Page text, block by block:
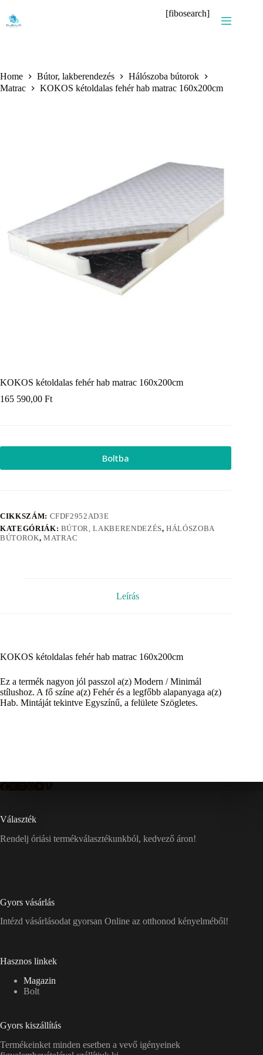
content
[fibosearch]
Home Bútor, lakberendezés
Hálószoba bútorok
Matrac
KOKOS kétoldalas fehér hab matrac 160x200cm
KOKOS kétoldalas fehér hab matrac 160x200cm
165 590,00 Ft
Boltba
CIKKSZÁM: CFDF2952AD3E
KATEGÓRIÁK: BÚTOR, LAKBERENDEZÉS,HÁLÓSZOBA
BÚTOROK, MATRAC
Leírás
KOKOS kétoldalas fehér hab matrac 160x200cm
Ez a termék nagyon jól passzol a(z) Modern / Minimál
stílushoz. A fő színe a(z) Fehér és a legfőbb alapanyaga a(z)
Hab. Mintáját tekintve Egyszínű, a felülete Szögletes.
Választék
Rendelj óriási termékválasztékunkból, kedvező áron!
Gyors vásárlás
Intézd vásárlásodat gyorsan Online az otthonod kényelméből!
Hasznos linkek
Magazin
Bolt
Gyors kiszállítás
Termékeinket minden esetben a vevő igényeinek